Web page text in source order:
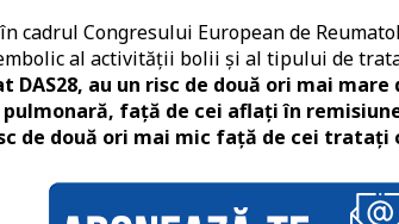
cadrul Congresului European de
al activității bolii și al tipului de
DAS28, au un risc de două ori mai
față de cei aflați în
de două ori mai mic față de cei